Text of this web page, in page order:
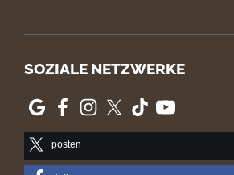
SOZIALE NETZWERKE
posten